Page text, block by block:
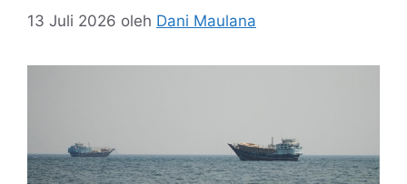
13 Juli 2026 oleh Dani Maulana